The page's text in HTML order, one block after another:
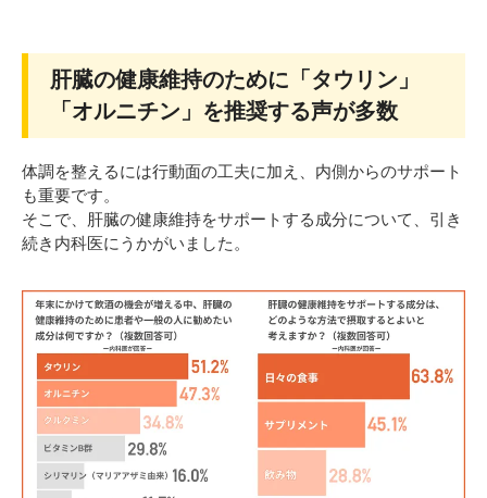
肝臓の健康維持のために「タウリン」
「オルニチン」を推奨する声が多数
体調を整えるには行動面の工夫に加え、内側からのサポート
も重要です。
そこで、肝臓の健康維持をサポートする成分について、引き
続き内科医にうかがいました。